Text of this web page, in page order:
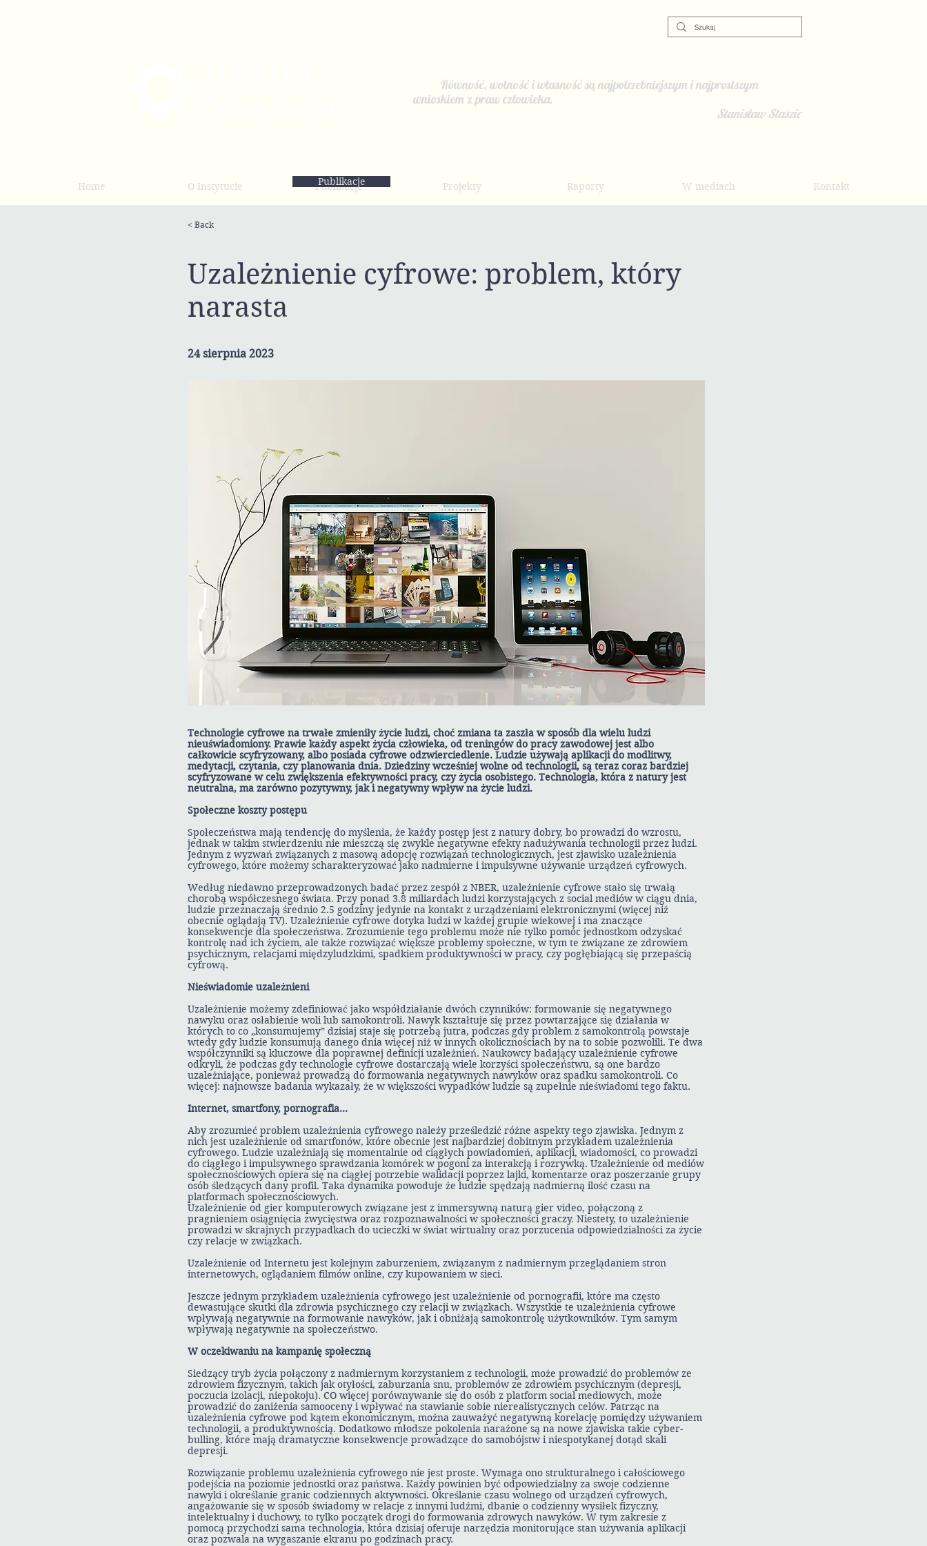
Równość, wolność i własność są najpotrzebniejszym i najprostszym
wnioskiem z praw człowieka.
Stanisław Staszic
Home O Instytucie Publikacje Projekty Raporty W mediach Kontakt
Publikacje
< Back
Uzależnienie cyfrowe: problem, który
narasta
24 sierpnia 2023
Technologie cyfrowe na trwałe zmieniły życie ludzi, choć zmiana ta zaszła w sposób dla wielu ludzi
nieuświadomiony. Prawie każdy aspekt życia człowieka, od treningów do pracy zawodowej jest albo
całkowicie scyfryzowany, albo posiada cyfrowe odzwierciedlenie. Ludzie używają aplikacji do modlitwy,
medytacji, czytania, czy planowania dnia. Dziedziny wcześniej wolne od technologii, są teraz coraz bardziej
scyfryzowane w celu zwiększenia efektywności pracy, czy życia osobistego. Technologia, która z natury jest
neutralna, ma zarówno pozytywny, jak i negatywny wpływ na życie ludzi.
Społeczne koszty postępu
Społeczeństwa mają tendencję do myślenia, że każdy postęp jest z natury dobry, bo prowadzi do wzrostu,
jednak w takim stwierdzeniu nie mieszczą się zwykle negatywne efekty nadużywania technologii przez ludzi.
Jednym z wyzwań związanych z masową adopcję rozwiązań technologicznych, jest zjawisko uzależnienia
cyfrowego, które możemy scharakteryzować jako nadmierne i impulsywne używanie urządzeń cyfrowych.
Według niedawno przeprowadzonych badać przez zespół z NBER, uzależnienie cyfrowe stało się trwałą
chorobą współczesnego świata. Przy ponad 3.8 miliardach ludzi korzystających z social mediów w ciągu dnia,
ludzie przeznaczają średnio 2.5 godziny jedynie na kontakt z urządzeniami elektronicznymi (więcej niż
obecnie oglądają TV). Uzależnienie cyfrowe dotyka ludzi w każdej grupie wiekowej i ma znaczące
konsekwencje dla społeczeństwa. Zrozumienie tego problemu może nie tylko pomóc jednostkom odzyskać
kontrolę nad ich życiem, ale także rozwiązać większe problemy społeczne, w tym te związane ze zdrowiem
psychicznym, relacjami międzyludzkimi, spadkiem produktywności w pracy, czy pogłębiającą się przepaścią
cyfrową.
Nieświadomie uzależnieni
Uzależnienie możemy zdefiniować jako współdziałanie dwóch czynników: formowanie się negatywnego
nawyku oraz osłabienie woli lub samokontroli. Nawyk kształtuje się przez powtarzające się działania w
których to co „konsumujemy” dzisiaj staje się potrzebą jutra, podczas gdy problem z samokontrolą powstaje
wtedy gdy ludzie konsumują danego dnia więcej niż w innych okolicznościach by na to sobie pozwolili. Te dwa
współczynniki są kluczowe dla poprawnej definicji uzależnień. Naukowcy badający uzależnienie cyfrowe
odkryli, że podczas gdy technologie cyfrowe dostarczają wiele korzyści społeczeństwu, są one bardzo
uzależniające, ponieważ prowadzą do formowania negatywnych nawyków oraz spadku samokontroli. Co
więcej: najnowsze badania wykazały, że w większości wypadków ludzie są zupełnie nieświadomi tego faktu.
Internet, smartfony, pornografia…
Aby zrozumieć problem uzależnienia cyfrowego należy prześledzić różne aspekty tego zjawiska. Jednym z
nich jest uzależnienie od smartfonów, które obecnie jest najbardziej dobitnym przykładem uzależnienia
cyfrowego. Ludzie uzależniają się momentalnie od ciągłych powiadomień, aplikacji, wiadomości, co prowadzi
do ciągłego i impulsywnego sprawdzania komórek w pogoni za interakcją i rozrywką. Uzależnienie od mediów
społecznościowych opiera się na ciągłej potrzebie walidacji poprzez lajki, komentarze oraz poszerzanie grupy
osób śledzących dany profil. Taka dynamika powoduje że ludzie spędzają nadmierną ilość czasu na
platformach społecznościowych.
Uzależnienie od gier komputerowych związane jest z immersywną naturą gier video, połączoną z
pragnieniem osiągnięcia zwycięstwa oraz rozpoznawalności w społeczności graczy. Niestety, to uzależnienie
prowadzi w skrajnych przypadkach do ucieczki w świat wirtualny oraz porzucenia odpowiedzialności za życie
czy relacje w związkach.
Uzależnienie od Internetu jest kolejnym zaburzeniem, związanym z nadmiernym przeglądaniem stron
internetowych, oglądaniem filmów online, czy kupowaniem w sieci.
Jeszcze jednym przykładem uzależnienia cyfrowego jest uzależnienie od pornografii, które ma często
dewastujące skutki dla zdrowia psychicznego czy relacji w związkach. Wszystkie te uzależnienia cyfrowe
wpływają negatywnie na formowanie nawyków, jak i obniżają samokontrolę użytkowników. Tym samym
wpływają negatywnie na społeczeństwo.
W oczekiwaniu na kampanię społeczną
Siedzący tryb życia połączony z nadmiernym korzystaniem z technologii, może prowadzić do problemów ze
zdrowiem fizycznym, takich jak otyłości, zaburzania snu, problemów ze zdrowiem psychicznym (depresji,
poczucia izolacji, niepokoju). CO więcej porównywanie się do osób z platform social mediowych, może
prowadzić do zaniżenia samooceny i wpływać na stawianie sobie nierealistycznych celów. Patrząc na
uzależnienia cyfrowe pod kątem ekonomicznym, można zauważyć negatywną korelację pomiędzy używaniem
technologii, a produktywnością. Dodatkowo młodsze pokolenia narażone są na nowe zjawiska takie cyber-
bulling, które mają dramatyczne konsekwencje prowadzące do samobójstw i niespotykanej dotąd skali
depresji.
Rozwiązanie problemu uzależnienia cyfrowego nie jest proste. Wymaga ono strukturalnego i całościowego
podejścia na poziomie jednostki oraz państwa. Każdy powinien być odpowiedzialny za swoje codzienne
nawyki i określanie granic codziennych aktywności. Określanie czasu wolnego od urządzeń cyfrowych,
angażowanie się w sposób świadomy w relacje z innymi ludźmi, dbanie o codzienny wysiłek fizyczny,
intelektualny i duchowy, to tylko początek drogi do formowania zdrowych nawyków. W tym zakresie z
pomocą przychodzi sama technologia, która dzisiaj oferuje narzędzia monitorujące stan używania aplikacji
oraz pozwala na wygaszanie ekranu po godzinach pracy.